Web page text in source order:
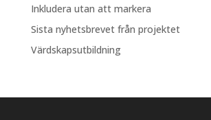
Inkludera utan att markera
Sista nyhetsbrevet från projektet
Värdskapsutbildning